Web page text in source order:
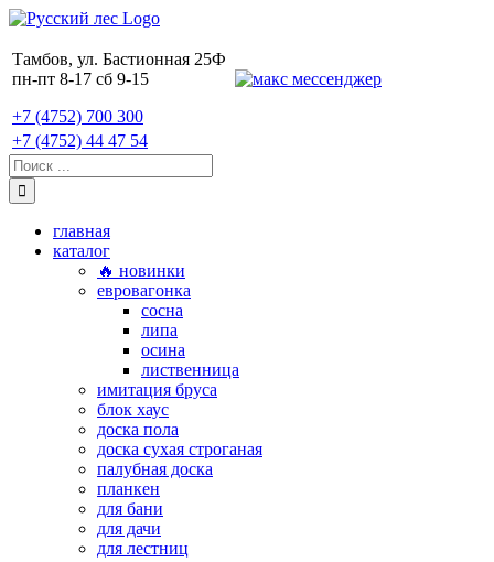
Skip
content
Тамбов, ул. Бастионная 25Ф
пн-пт 8-17 сб 9-15
+7 (4752) 700 300
+7 (4752) 44 47 54
Поиск:
главная
каталог
🔥 новинки
евровагонка
сосна
липа
осина
лиственница
имитация бруса
блок хаус
доска пола
доска сухая строганая
палубная доска
планкен
для бани
для дачи
для лестниц